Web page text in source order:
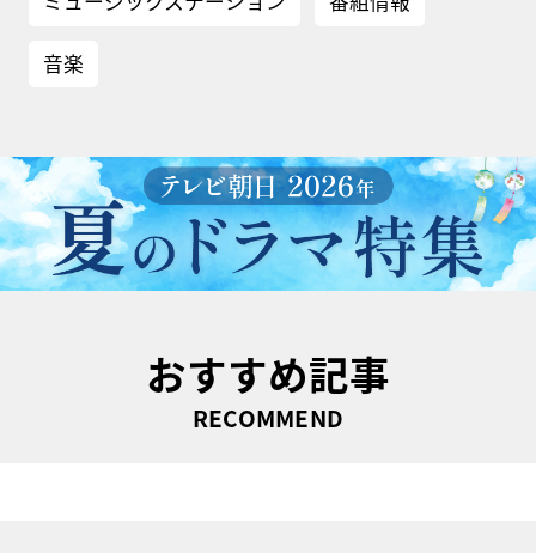
音楽
おすすめ記事
RECOMMEND